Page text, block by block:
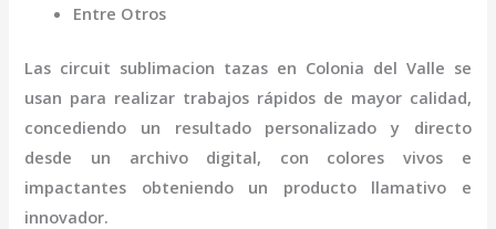
Entre Otros
Las circuit sublimacion tazas en Colonia del Valle se
usan para realizar trabajos rápidos de mayor calidad,
concediendo un resultado personalizado y directo
desde un archivo digital, con colores vivos e
impactantes obteniendo un producto llamativo e
innovador.